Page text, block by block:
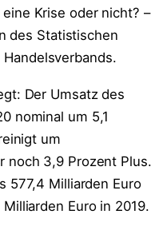
Krise oder nicht? –
des Statistischen
Der Umsatz des
nominal um 5,1
um
noch 3,9 Prozent Plus.
577,4 Milliarden Euro
Euro in 2019.